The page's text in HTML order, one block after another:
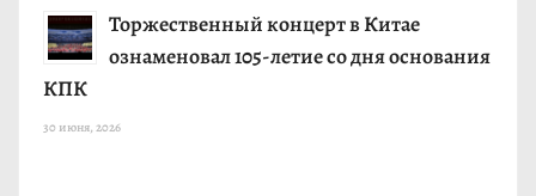
Торжественный концерт в Китае
ознаменовал 105-летие со дня основания
КПК
30 июня, 2026